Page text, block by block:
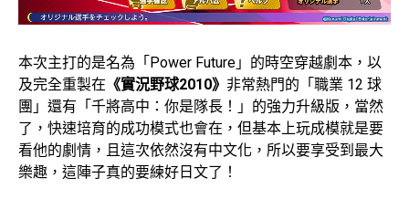
本次主打的是名為「Power Future」的時空穿越劇本，以
及完全重製在 《實況野球2010》 非常熱門的「職業 12 球
團」還有「千將高中：你是隊長！」的強力升級版，當然
了，快速培育的成功模式也會在，但基本上玩成模就是要
看他的劇情，且這次依然沒有中文化，所以要享受到最大
樂趣，這陣子真的要練好日文了！